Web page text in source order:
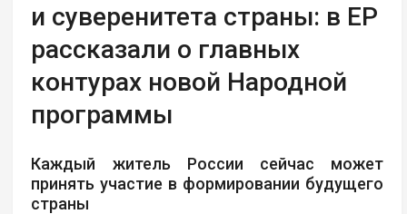
и суверенитета страны: в ЕР
рассказали о главных
контурах новой Народной
программы
Каждый житель России сейчас может
принять участие в формировании будущего
страны